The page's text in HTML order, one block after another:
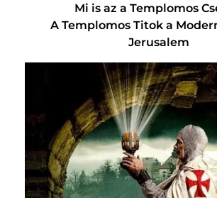
Mi is az a Templomos
A Templomos Titok a
Jerusalem